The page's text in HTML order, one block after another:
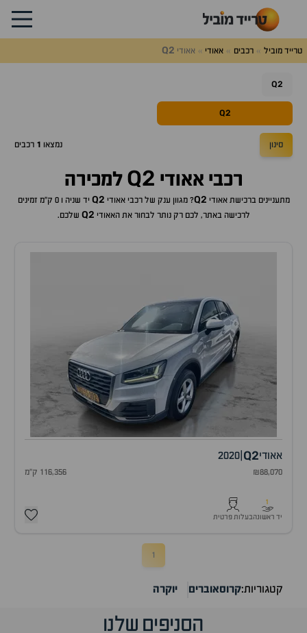
טרייד מוביל רכבים אאודי אאודי Q2
Q2
Q2
סינון נמצאו 1 רכבים
רכביאאודי Q2 למכירה
מתעניינים ברכישתאאודי Q2? מגוון ענק של רכביאאודי Q2
יד שניה ו 0 ק"מ זמינים
לרכישה באתר, לכם רק נותר לבחור את האאודי Q2 שלכם.
אאודיQ2
2020
₪88,070 116,356 ק"מ
1
יד ראשונהבעלות פרטית
1
קטגוריות:קרוסאוברים יוקרה
הסניפים שלנו